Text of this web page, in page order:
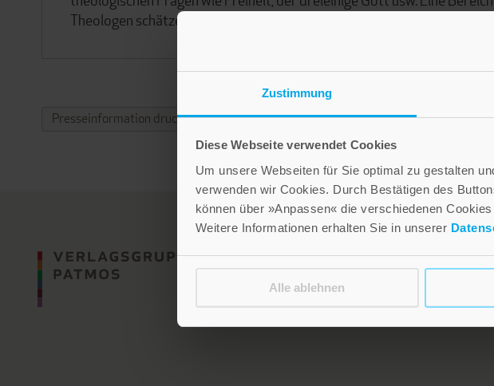
Zustimmung
Diese Webseite verwendet Cookies
Um unsere Webseiten für Sie optimal zu gestalten
verwenden wir Cookies. Durch Bestätigen des
können über »Anpassen« die verschiedenen
Weitere Informationen erhalten Sie in unserer
Alle ablehnen
Theologen schätzen.
Presseinformation drucken
LEBE GUT MAGAZIN